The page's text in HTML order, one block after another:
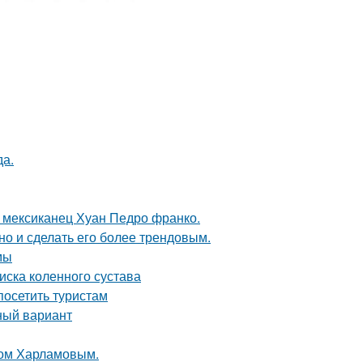
Хуан Педро франко.
и сделать его более трендовым.
коленного сустава
туристам
вариант
Харламовым.